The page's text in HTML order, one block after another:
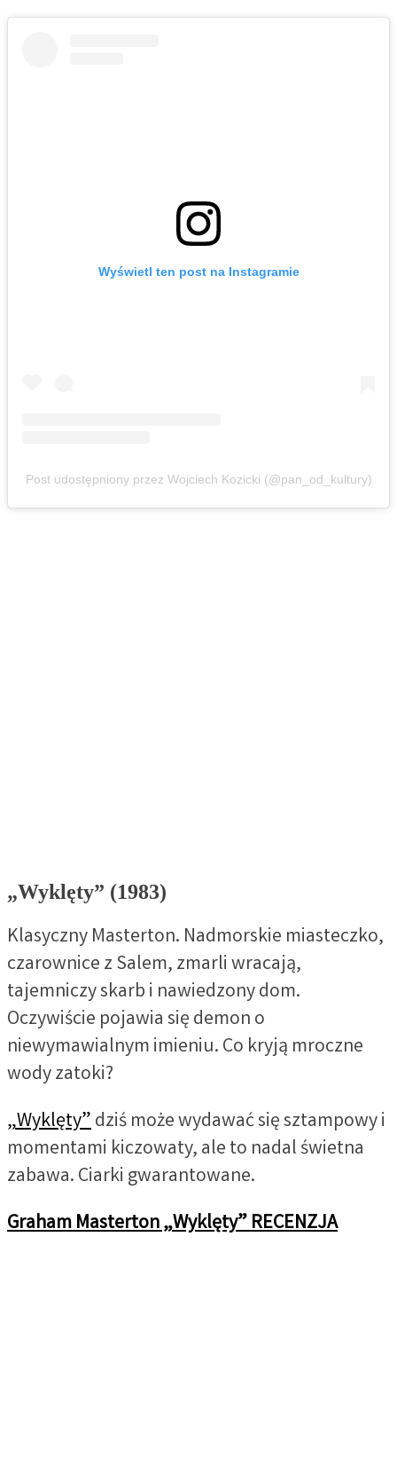
Wyświetl ten post na Instagramie
Post udostępniony przez Wojciech Kozicki (@pan_od_kultury)
„Wyklęty” (1983)
Klasyczny Masterton. Nadmorskie miasteczko,
czarownice z Salem, zmarli wracają,
tajemniczy skarb i nawiedzony dom.
Oczywiście pojawia się demon o
niewymawialnym imieniu. Co kryją mroczne
wody zatoki?
„Wyklęty”dziś może wydawać się sztampowy i
momentami kiczowaty, ale to nadal świetna
zabawa. Ciarki gwarantowane.
Graham Masterton „Wyklęty” RECENZJA